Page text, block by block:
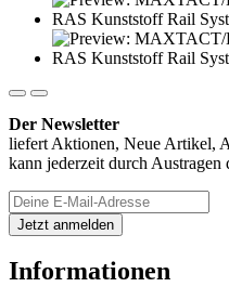
Der Newsletter
liefert Aktionen, Neue Artikel,
kann jederzeit durch
Informationen